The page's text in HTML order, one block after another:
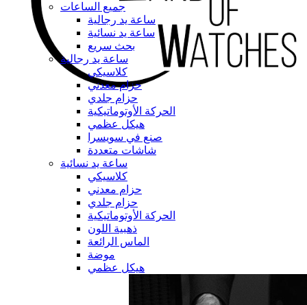
جميع الساعات
ساعة يد رجالية
ساعة يد نسائية
بحث سريع
ساعة يد رجالية
كلاسيكي
حزام معدني
حزام جلدي
الحركة الأوتوماتيكية
هيكل عظمي
صنع في سويسرا
شاشات متعددة
ساعة يد نسائية
كلاسيكي
حزام معدني
حزام جلدي
الحركة الأوتوماتيكية
ذهبية اللون
الماس الرائعة
موضة
هيكل عظمي